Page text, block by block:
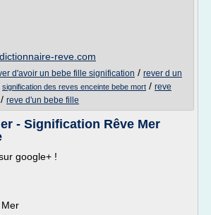
reve.com
d'avoir un bebe fille signification / rever d un
signification des reves enceinte bebe mort / reve
/ reve d'un bebe fille
- Signification Rêve Mer
google+ !